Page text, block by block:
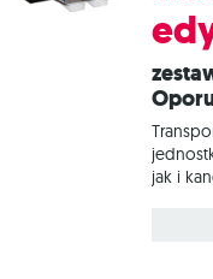
Zestaw dodatkowy frakcji Ruchu
jak i